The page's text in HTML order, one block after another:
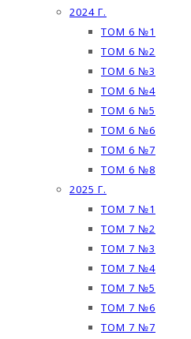
2024 Г.
ТОМ 6 №1
ТОМ 6 №2
ТОМ 6 №3
ТОМ 6 №4
ТОМ 6 №5
ТОМ 6 №6
ТОМ 6 №7
ТОМ 6 №8
2025 Г.
ТОМ 7 №1
ТОМ 7 №2
ТОМ 7 №3
ТОМ 7 №4
ТОМ 7 №5
ТОМ 7 №6
ТОМ 7 №7